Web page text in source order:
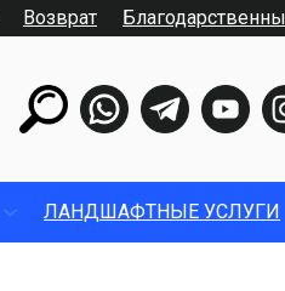
Возврат
ЛАНДШАФТНЫЕ УСЛУГИ